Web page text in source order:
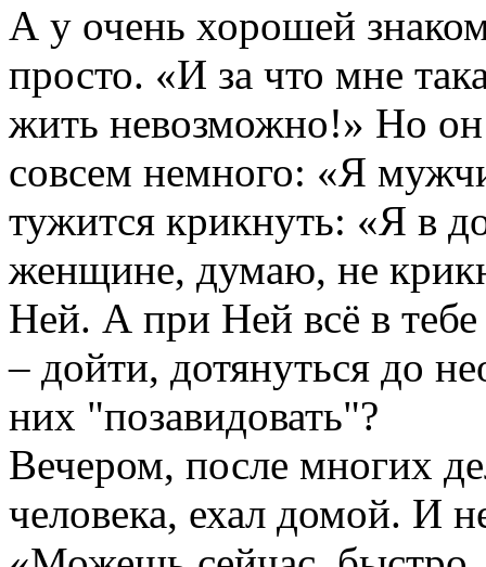
А у очень хорошей
просто. «И за что мне
жить невозможно!» Но он
совсем немного: «Я
тужится крикнуть: «Я в
женщине, думаю, не
Ней. А при Ней всё в тебе
– дойти, дотянуться до
них "позавидовать"?
Вечером, после многих
человека, ехал домой. И